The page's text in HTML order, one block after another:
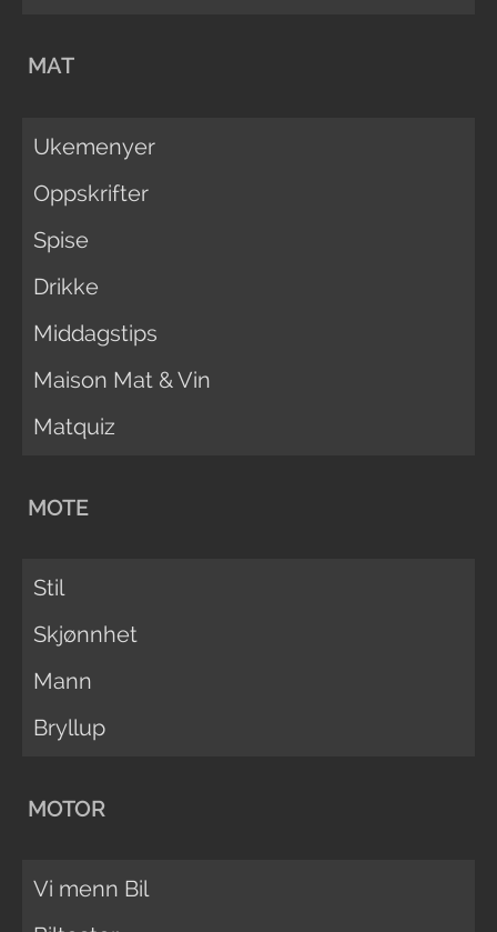
MAT
Ukemenyer
Oppskrifter
Spise
Drikke
Middagstips
Maison Mat & Vin
Matquiz
MOTE
Stil
Skjønnhet
Mann
Bryllup
MOTOR
Vi menn Bil